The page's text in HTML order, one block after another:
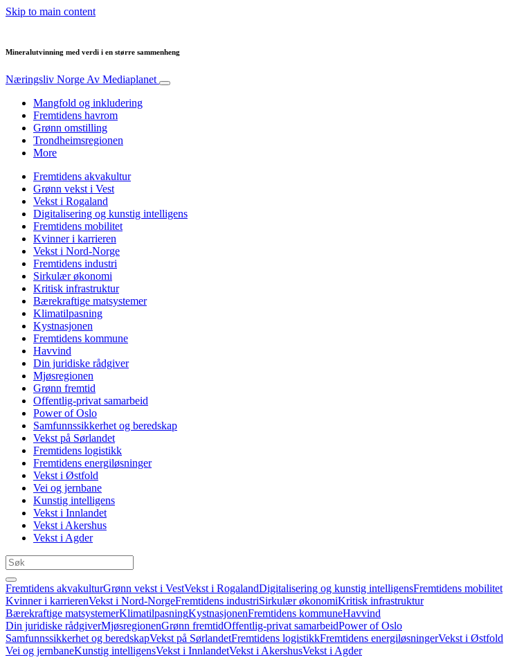
Skip to main content
Mineralutvinning med verdi i en større sammenheng
Næringsliv Norge Av Mediaplanet
Mangfold og inkludering
Fremtidens havrom
Grønn omstilling
Trondheimsregionen
More
Fremtidens akvakultur
Grønn vekst i Vest
Vekst i Rogaland
Digitalisering og kunstig intelligens
Fremtidens mobilitet
Kvinner i karrieren
Vekst i Nord-Norge
Fremtidens industri
Sirkulær økonomi
Kritisk infrastruktur
Bærekraftige matsystemer
Klimatilpasning
Kystnasjonen
Fremtidens kommune
Havvind
Din juridiske rådgiver
Mjøsregionen
Grønn fremtid
Offentlig-privat samarbeid
Power of Oslo
Samfunnssikkerhet og beredskap
Vekst på Sørlandet
Fremtidens logistikk
Fremtidens energiløsninger
Vekst i Østfold
Vei og jernbane
Kunstig intelligens
Vekst i Innlandet
Vekst i Akershus
Vekst i Agder
Fremtidens akvakulturGrønn vekst i VestVekst i RogalandDigitalisering og kunstig intelligensFremtidens mobilitet
Kvinner i karrierenVekst i Nord-NorgeFremtidens industriSirkulær økonomiKritisk infrastruktur
Bærekraftige matsystemerKlimatilpasningKystnasjonenFremtidens kommuneHavvind
Din juridiske rådgiverMjøsregionenGrønn fremtidOffentlig-privat samarbeidPower of Oslo
Samfunnssikkerhet og beredskapVekst på SørlandetFremtidens logistikkFremtidens energiløsningerVekst i Østfold
Vei og jernbaneKunstig intelligensVekst i InnlandetVekst i AkershusVekst i Agder